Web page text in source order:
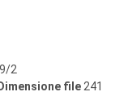
2
Dimensione file 241